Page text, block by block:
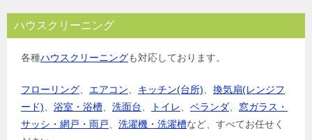
ハウスクリーニング
各種ハウスクリーニングも対応しております。
フローリング エアコン キッチン(台所)
換気扇(レンジフ
ード)
浴室・浴槽 洗面台 トイレ ベランダ
窓ガラス・
サッシ・網戸・雨戸
洗濯機・洗濯槽など、すべてお任せく